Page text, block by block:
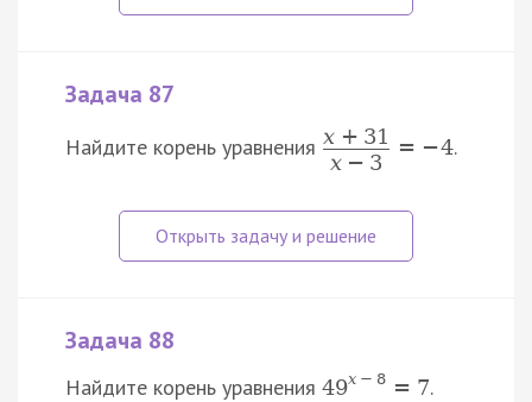
Задача 87
Найдите корень уравнения x + 31
x − 3
= −4.
Задача 88
Найдите корень уравнения 49x − 8 = 7.